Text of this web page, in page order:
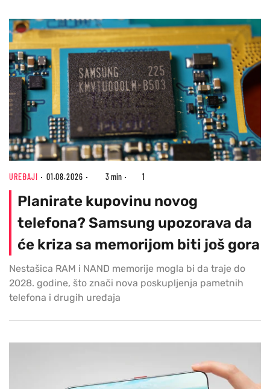
UREĐAJI 01.08.2026 3 min 1
Planirate kupovinu novog
telefona? Samsung upozorava da
će kriza sa memorijom biti još gora
Nestašica RAM i NAND memorije mogla bi da traje do
2028. godine, što znači nova poskupljenja pametnih
telefona i drugih uređaja